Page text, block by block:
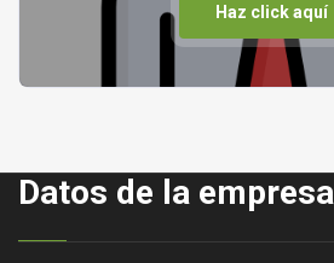
Haz click aquí
Datos de la empresa